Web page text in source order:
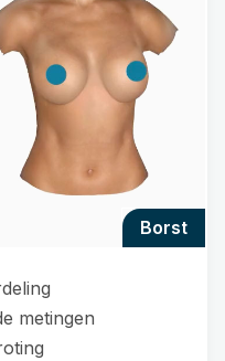
borst
metingen